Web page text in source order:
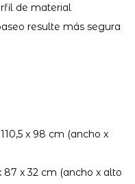
de material
resulte más segura
x 98 cm (ancho x
87 x 32 cm (ancho x alto